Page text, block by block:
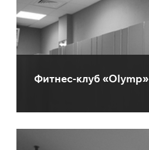
Фитнес-клуб «Olymp»